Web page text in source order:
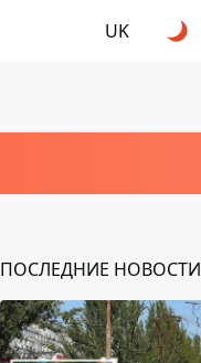
UK
ПОСЛЕДНИЕ НОВОСТИ